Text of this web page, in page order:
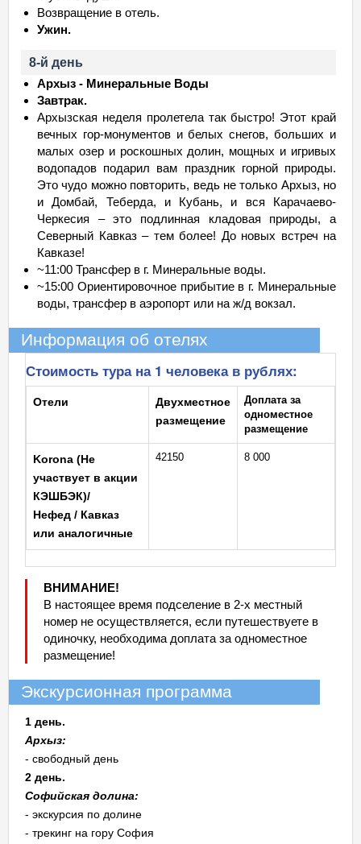
Возвращение в отель.
Ужин.
8-й день
Архыз - Минеральные Воды
Завтрак.
Архызская неделя пролетела так быстро! Этот край
вечных гор-монументов и белых снегов, больших и
малых озер и роскошных долин, мощных и игривых
водопадов подарил вам праздник горной природы.
Это чудо можно повторить, ведь не только Архыз, но
и Домбай, Теберда, и Кубань, и вся Карачаево-
Черкесия – это подлинная кладовая природы, а
Северный Кавказ – тем более! До новых встреч на
Кавказе!
~11:00 Трансфер в г. Минеральные воды.
~15:00 Ориентировочное прибытие в г. Минеральные
воды, трансфер в аэропорт или на ж/д вокзал.
Информация об отелях
Стоимость тура на 1 человека в рублях:
Отели
Двухместное
размещение
Доплата за
одноместное
размещение
Korona (Не
участвует в акции
КЭШБЭК)/
Нефед / Кавказ
или аналогичные
42150 8 000
ВНИМАНИЕ!
В настоящее время подселение в 2-х местный
номер не осуществляется, если путешествуете в
одиночку, необходима доплата за одноместное
размещение!
Экскурсионная программа
1 день.
Архыз:
- свободный день
2 день.
Софийская долина:
- экскурсия по долине
- трекинг на гору София